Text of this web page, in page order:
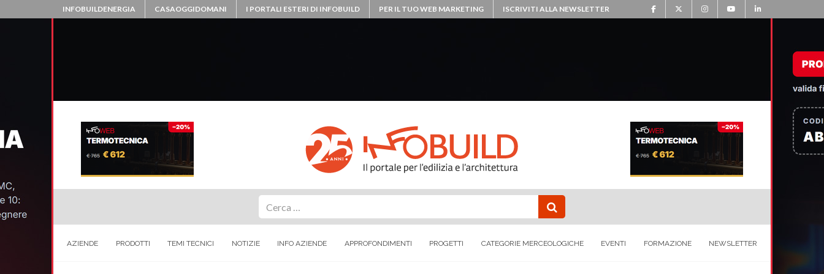
INFOBUILDENERGIA CASAOGGIDOMANI I PORTALI ESTERI DI INFOBUILD PER IL TUO WEB MARKETING ISCRIVITI ALLA NEWSLETTER
AZIENDE PRODOTTI TEMI TECNICI NOTIZIE INFO AZIENDE APPROFONDIMENTI PROGETTI CATEGORIE MERCEOLOGICHE EVENTI FORMAZIONE NEWSLETTER